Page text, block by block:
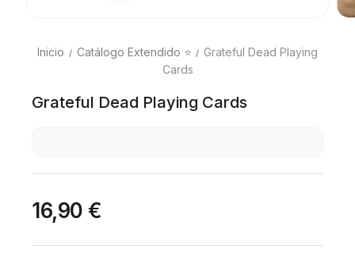
Inicio Catálogo Extendido ⭐
Grateful Dead Playing
Cards
Grateful Dead Playing Cards
16,90 €